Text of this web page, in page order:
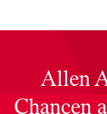
Allen
Chancen